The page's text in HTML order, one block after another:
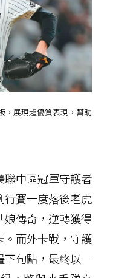
，展現超優質表現，幫助
中區冠軍守護者
行賽一度落後老虎
娘傳奇，逆轉獲得
。而外卡戰，守護
下句點，最終以一